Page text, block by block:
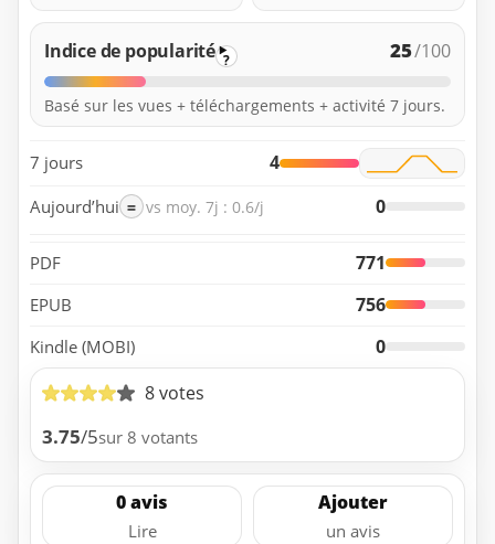
Indice de popularité ? 25/100
Basé sur les vues + téléchargements + activité 7 jours.
7 jours 4
Aujourd’hui = vs moy. 7j : 0.6/j 0
PDF 771
EPUB 756
Kindle (MOBI)
0
8 votes
3.75/5sur 8 votants
0 avis
Lire
Ajouter
un avis